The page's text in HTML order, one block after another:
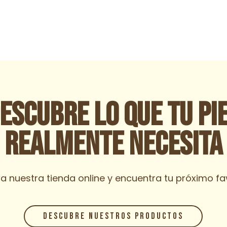
lo que tu
realmente necesita
nuestra tienda online y encuentra tu próximo
DESCUBRE NUESTROS PRODUCTOS